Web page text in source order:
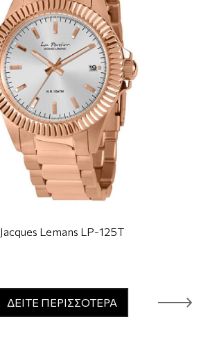
Jacques Lemans LP-125T
ΔΕΙΤΕ ΠΕΡΙΣΣΟΤΕΡΑ